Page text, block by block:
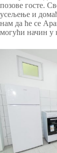
позове госте.
усељење и
нам да ће се
могући начин у